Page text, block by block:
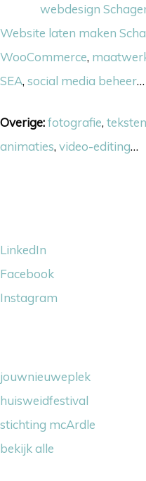
webdesign
Website laten maken
WooCommerce,
SEA, social media beheer…
Overige:fotografie,
animaties, video-editing…
LinkedIn
Facebook
Instagram
jouwnieuweplek
huisweidfestival
stichting mcArdle
bekijk alle